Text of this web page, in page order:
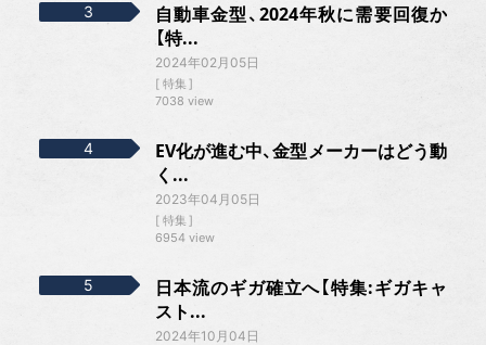
自動車金型、2024年秋に需要回復か
【特...
2024年02月05日
特集
7038 view
EV化が進む中、金型メーカーはどう動
く...
2023年04月05日
特集
6954 view
日本流のギガ確立へ【特集:ギガキャ
スト...
2024年10月04日